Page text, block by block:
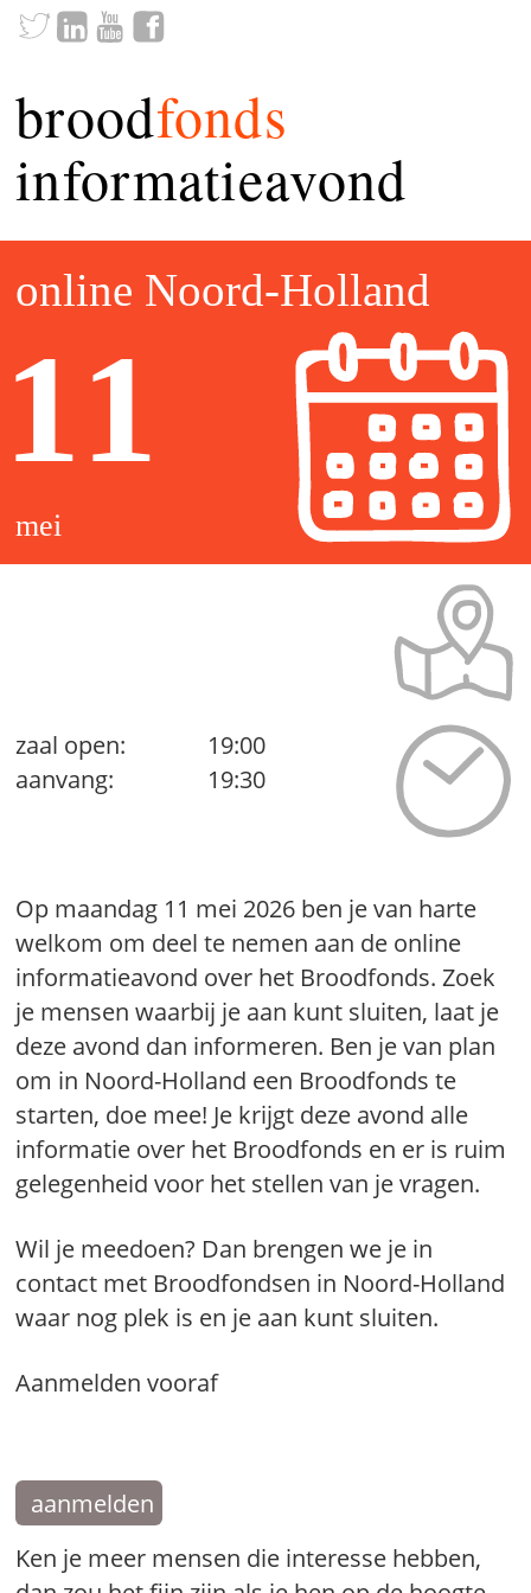
broodfonds
informatieavond
online Noord-Holland
11
mei
zaal open:
19:00
aanvang:
19:30
Op maandag 11 mei 2026 ben je van harte
welkom om deel te nemen aan de online
informatieavond over het Broodfonds. Zoek
je mensen waarbij je aan kunt sluiten, laat je
deze avond dan informeren. Ben je van plan
om in Noord-Holland een Broodfonds te
starten, doe mee! Je krijgt deze avond alle
informatie over het Broodfonds en er is ruim
gelegenheid voor het stellen van je vragen.
Wil je meedoen? Dan brengen we je in
contact met Broodfondsen in Noord-Holland
waar nog plek is en je aan kunt sluiten.
Aanmelden vooraf
aanmelden
Ken je meer mensen die interesse hebben,